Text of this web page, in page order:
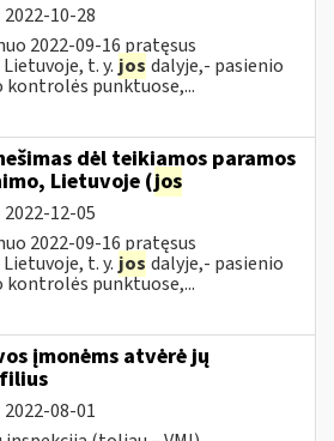
2022-10-28
2022-09-16 pratęsus
t. y. jos dalyje,- pasienio
kontrolės punktuose,...
dėl teikiamos paramos
Lietuvoje (jos
2022-12-05
2022-09-16 pratęsus
t. y. jos dalyje,- pasienio
kontrolės punktuose,...
įmonėms atvėrė jų
2022-08-01